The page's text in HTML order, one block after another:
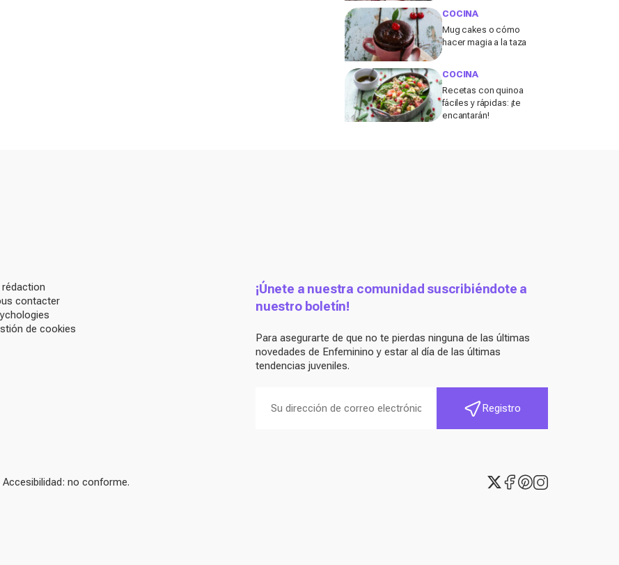
COCINA
Mug cakes o cómo
hacer magia a la taza
COCINA
Recetas con quinoa
fáciles y rápidas: ¡te
encantarán!
rédaction
contacter
de cookies
¡Únete a nuestra comunidad suscribiéndote a
nuestro boletín!
Para asegurarte de que no te pierdas ninguna de las últimas
novedades de Enfeminino y estar al día de las últimas
tendencias juveniles.
Registro
no conforme.